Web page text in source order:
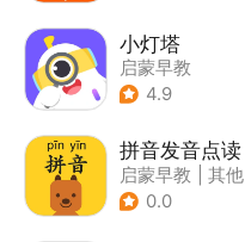
小灯塔
启蒙早教
4.9
拼音发音点读
启蒙早教
其他
0.0